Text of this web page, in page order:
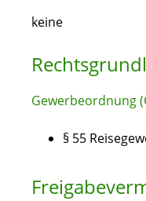
keine
Gewerbeordnung
§ 55